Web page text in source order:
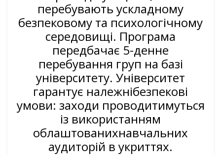
перебувають ускладному
безпековому та психологічному
середовищі. Програма
передбачає 5-денне
перебування груп на базі
університету. Університет
гарантує належнібезпекові
умови: заходи проводитимуться
із використанням
облаштованихнавчальних
аудиторій в укриттях.